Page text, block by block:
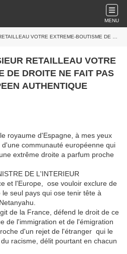
MENU
BOUTISME DE DROITE NE FAIT PAS DE VOUS UN EUROPEEN AUTHENTIQUE
RETAILLEAU VOTRE
DE DROITE NE FAIT PAS
AUTHENTIQUE
royaume d'Espagne, à mes yeux
communauté européenne qui
extrême droite a parfum proche
DE L'INTERIEUR
et l'Europe, ose vouloir exclure de
seul pays qui ose tenir tête à
de la France, défend le droit de ce
de l'immigration et de l'émigration
d'un rejet de l'étranger qui le
racisme, délit pourtant en chacun